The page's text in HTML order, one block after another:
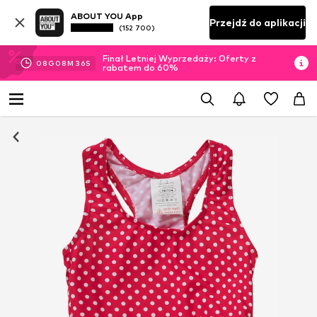
ABOUT YOU App
(152 700) Przejdź do aplikacji
08 G 08M 35S
Finał Letniej Wyprzedaży: Oferty z
rabatem do 60%